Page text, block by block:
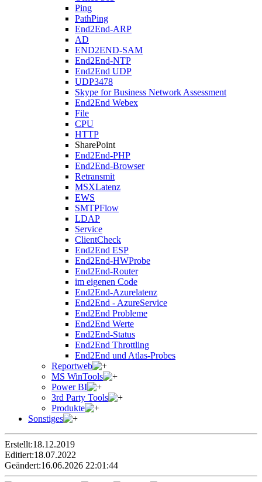
Ping
PathPing
End2End-ARP
AD
END2END-SAM
End2End-NTP
End2End UDP
UDP3478
Skype for Business Network Assessment
End2End Webex
File
CPU
HTTP
SharePoint
End2End-PHP
End2End-Browser
Retransmit
MSXLatenz
EWS
SMTPFlow
LDAP
Service
ClientCheck
End2End ESP
End2End-HWProbe
End2End-Router
im eigenen Code
End2End-Azurelatenz
End2End - AzureService
End2End Probleme
End2End Werte
End2End-Status
End2End Throttling
End2End und Atlas-Probes
Reportweb
MS WinTools
Power BI
3rd Party Tools
Produkte
Sonstiges
Erstellt:18.12.2019
Editiert:18.07.2022
Geändert:16.06.2026 22:01:44